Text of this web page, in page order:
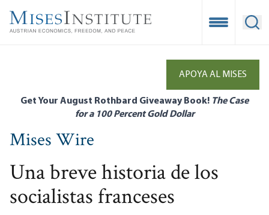
main
Open
APOYA AL MISES
Get Your August Rothbard Giveaway Book! The Case
for a 100 Percent Gold Dollar
Mises Wire
Una breve historia de los
socialistas franceses